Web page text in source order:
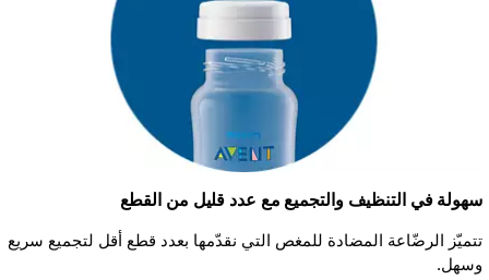
سهولة في التنظيف والتجميع مع عدد قليل من القطع
تتميّز الرضّاعة المضادة للمغص التي نقدّمها بعدد قطع أقل لتجميع سريع
وسهل.